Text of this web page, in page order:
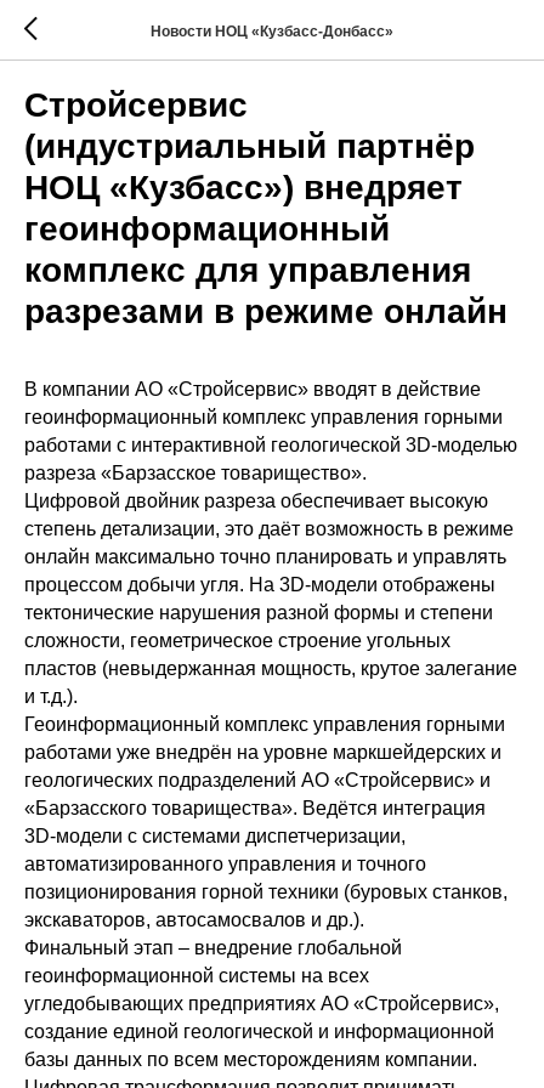
Новости НОЦ «Кузбасс-Донбасс»
Стройсервис
(индустриальный партнёр
НОЦ «Кузбасс») внедряет
геоинформационный
комплекс для управления
разрезами в режиме онлайн
В компании АО «Стройсервис» вводят в действие
геоинформационный комплекс управления горными
работами с интерактивной геологической 3D-моделью
разреза «Барзасское товарищество».
Цифровой двойник разреза обеспечивает высокую
степень детализации, это даёт возможность в режиме
онлайн максимально точно планировать и управлять
процессом добычи угля. На 3D-модели отображены
тектонические нарушения разной формы и степени
сложности, геометрическое строение угольных
пластов (невыдержанная мощность, крутое залегание
и т.д.).
Геоинформационный комплекс управления горными
работами уже внедрён на уровне маркшейдерских и
геологических подразделений АО «Стройсервис» и
«Барзасского товарищества». Ведётся интеграция
3D-модели с системами диспетчеризации,
автоматизированного управления и точного
позиционирования горной техники (буровых станков,
экскаваторов, автосамосвалов и др.).
Финальный этап – внедрение глобальной
геоинформационной системы на всех
угледобывающих предприятиях АО «Стройсервис»,
создание единой геологической и информационной
базы данных по всем месторождениям компании.